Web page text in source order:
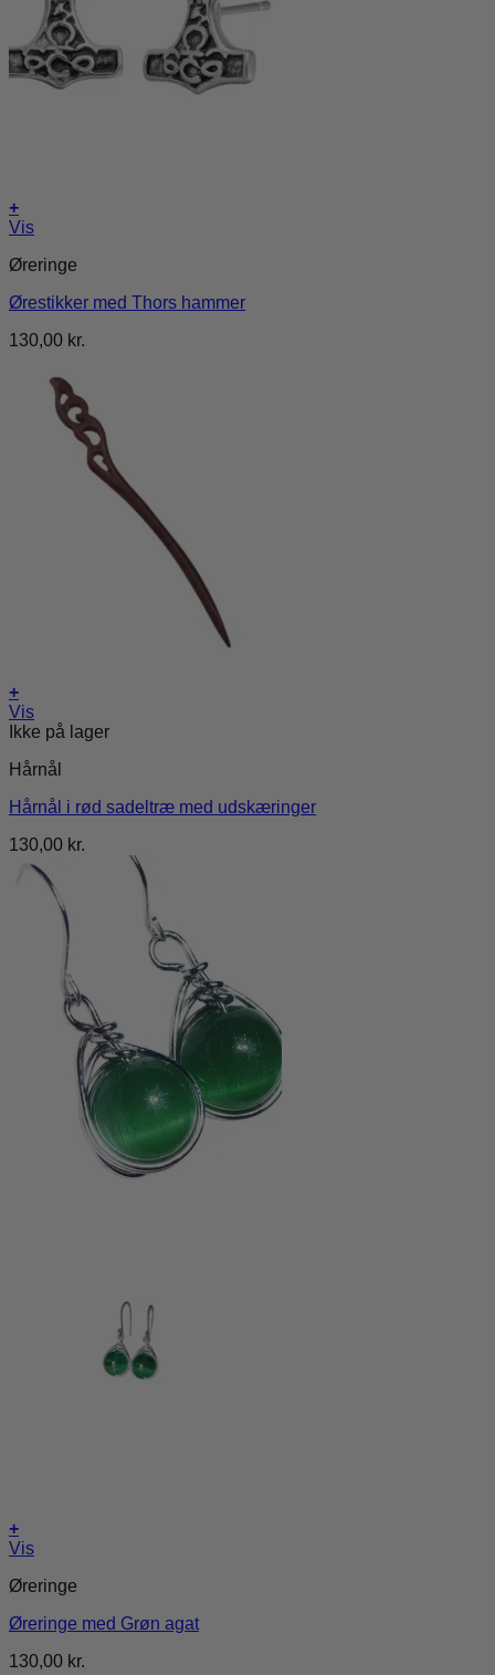
+
Vis
Øreringe
Ørestikker med Thors hammer
130,00 kr.
+
Vis
Ikke på lager
Hårnål
Hårnål i rød sadeltræ med udskæringer
130,00 kr.
+
Vis
Øreringe
Øreringe med Grøn agat
130,00 kr.